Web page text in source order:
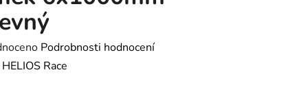
Podrobnosti hodnocení
HELIOS Race